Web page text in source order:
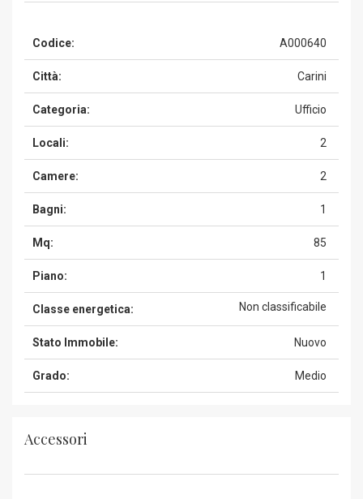
Codice: A000640
Città: Carini
Categoria: Ufficio
Locali: 2
Camere: 2
Bagni: 1
Mq: 85
Piano: 1
Classe energetica: Non classificabile
Stato Immobile: Nuovo
Grado: Medio
Accessori